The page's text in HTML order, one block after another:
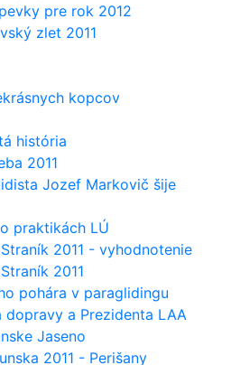
pre rok 2012
zlet 2011
kopcov
história
2011
Jozef Markovič šije
praktikách LÚ
2011 - vyhodnotenie
2011
pohára v paraglidingu
dopravy a Prezidenta LAA
Jaseno
2011 - Perišany